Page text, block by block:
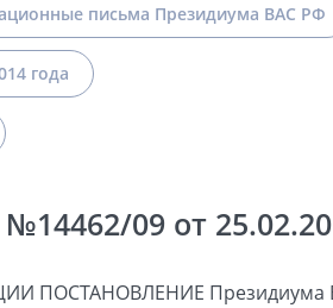
письма Президиума ВАС РФ
года
09 от
ПОСТАНОВЛЕНИЕ Президиума